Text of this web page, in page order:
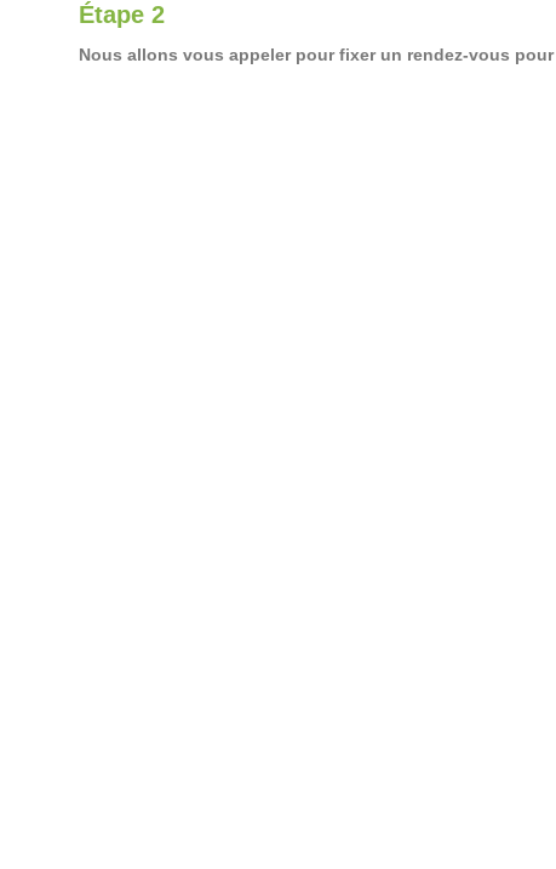
Étape 2
Nous allons vous appeler pour fixer un rendez-vous